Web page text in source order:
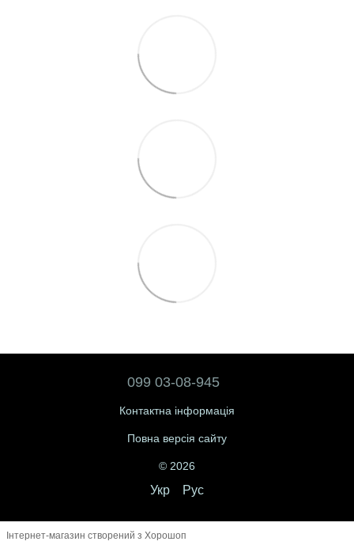
099 03-08-945
Контактна інформація
Повна версія сайту
© 2026
Укр Рус
Інтернет-магазин створений з Хорошоп